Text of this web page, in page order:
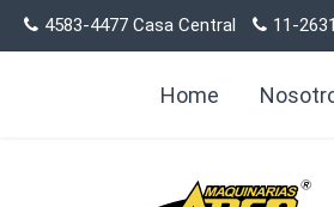
4583-4477 Casa Central 11-
Home